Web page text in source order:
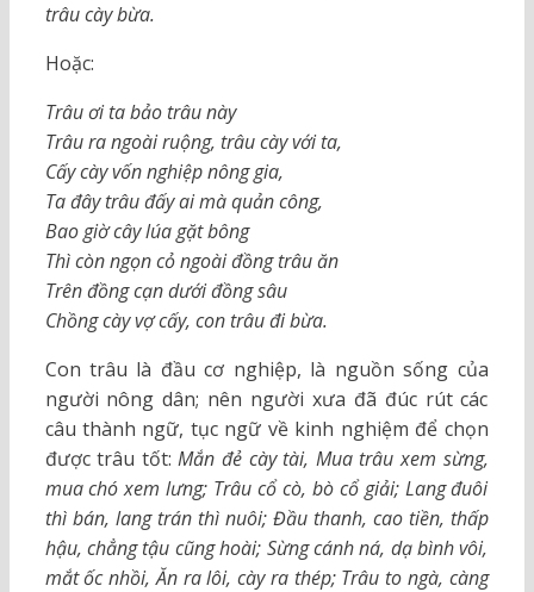
trâu cày bừa.
Hoặc:
Trâu ơi ta bảo trâu này
Trâu ra ngoài ruộng, trâu cày với ta,
Cấy cày vốn nghiệp nông gia,
Ta đây trâu đấy ai mà quản công,
Bao giờ cây lúa gặt bông
Thì còn ngọn cỏ ngoài đồng trâu ăn
Trên đồng cạn dưới đồng sâu
Chồng cày vợ cấy, con trâu đi bừa.
Con trâu là đầu cơ nghiệp, là nguồn sống của
người nông dân; nên người xưa đã đúc rút các
câu thành ngữ, tục ngữ về kinh nghiệm để chọn
được trâu tốt:Mắn đẻ cày tài, Mua trâu xem sừng,
mua chó xem lưng; Trâu cổ cò, bò cổ giải; Lang đuôi
thì bán, lang trán thì nuôi; Đầu thanh, cao tiền, thấp
hậu, chẳng tậu cũng hoài; Sừng cánh ná, dạ bình vôi,
mắt ốc nhồi, Ăn ra lôi, cày ra thép; Trâu to ngà, càng